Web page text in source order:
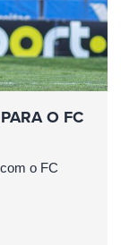
O FC
o FC